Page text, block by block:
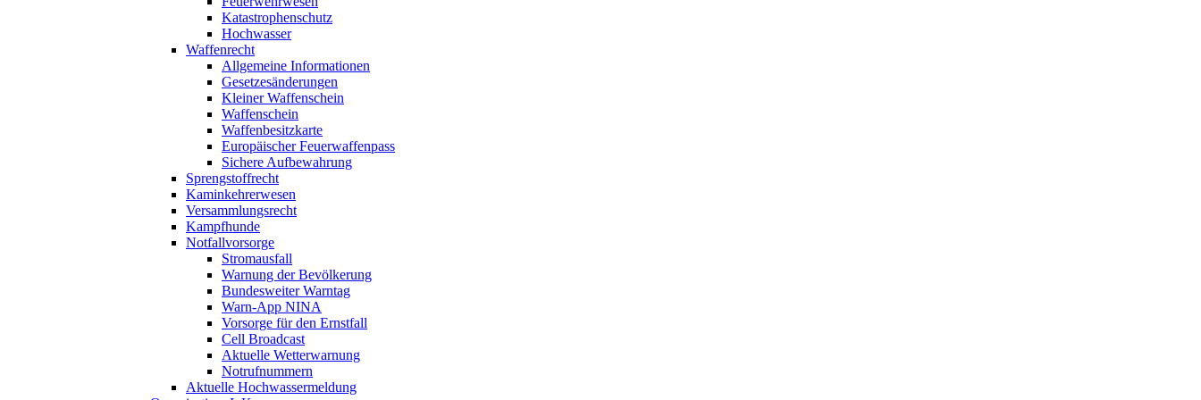
Katastrophenschutz
Hochwasser
Waffenrecht
Allgemeine Informationen
Gesetzesänderungen
Kleiner Waffenschein
Waffenschein
Waffenbesitzkarte
Europäischer Feuerwaffenpass
Sichere Aufbewahrung
Sprengstoffrecht
Kaminkehrerwesen
Versammlungsrecht
Kampfhunde
Notfallvorsorge
Stromausfall
Warnung der Bevölkerung
Bundesweiter Warntag
Warn-App NINA
Vorsorge für den Ernstfall
Cell Broadcast
Aktuelle Wetterwarnung
Notrufnummern
Aktuelle Hochwassermeldung